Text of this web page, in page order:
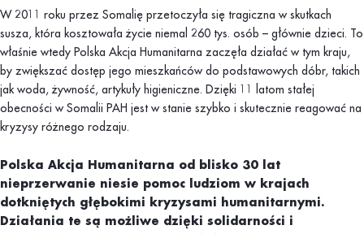
W 2011 roku przez Somalię przetoczyła się tragiczna w skutkach
susza, która kosztowała życie niemal 260 tys. osób – głównie dzieci. To
właśnie wtedy Polska Akcja Humanitarna zaczęła działać w tym kraju,
by zwiększać dostęp jego mieszkańców do podstawowych dóbr, takich
jak woda, żywność, artykuły higieniczne. Dzięki 11 latom stałej
obecności w Somalii PAH jest w stanie szybko i skutecznie reagować na
kryzysy różnego rodzaju.
Polska Akcja Humanitarna od blisko 30 lat
nieprzerwanie niesie pomoc ludziom w krajach
dotkniętych głębokimi kryzysami humanitarnymi.
Działania te są możliwe dzięki solidarności i